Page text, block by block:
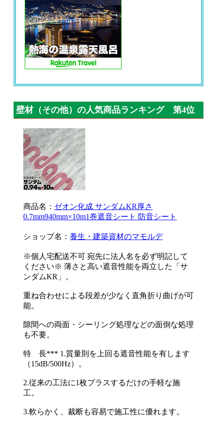
壁材（その他）の人気商品ランキング 第4位
商品名： ゼオン化成 サンダムKR厚さ
0.7mm940mm×10m1巻遮音シート 防音シート
ショップ名： 養生・建築資材のマモルデ
※個人宅配送不可 宛先に法人名を必ず明記して
ください※ 薄さと高い遮音性能を両立した「サ
ンダムKR」。
重ね合わせによる段差が少なく直角折り曲げが可
能。
隙間への両面・シーリング処理などの面倒な処理
も不要。
特 長*** 1.質量則を上回る遮音性能を有します
（15dB/500Hz）。
2.従来の工法に1枚プラスするだけの手軽な施
工。
3.軟らかく、裁断も容易で施工性に優れます。